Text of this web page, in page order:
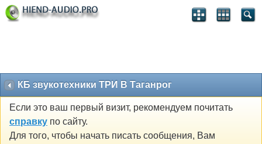
КБ звукотехники ТРИ В Таганрог
Если это ваш первый визит, рекомендуем почитать
справку по сайту.
Для того, чтобы начать писать сообщения, Вам